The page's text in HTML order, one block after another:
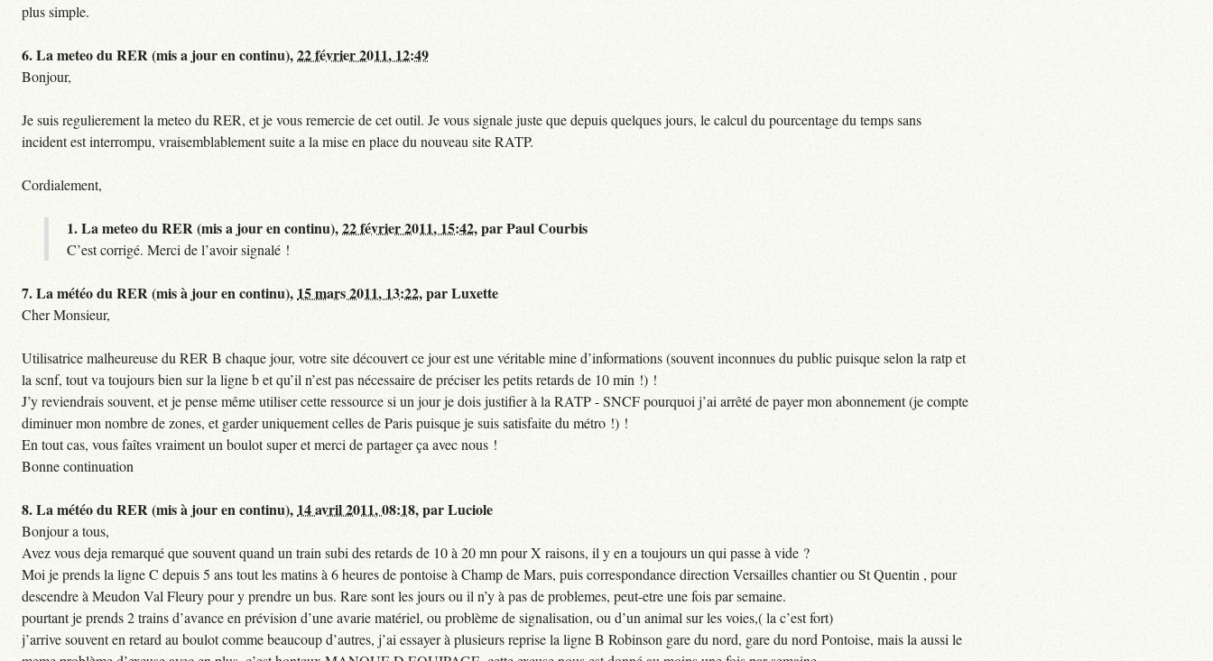
plus simple.
6.La meteo du RER (mis a jour en continu),22 février 2011, 12:49
Bonjour,
Je suis regulierement la meteo du RER, et je vous remercie de cet outil. Je vous signale juste que depuis quelques jours, le calcul du pourcentage du temps sans
incident est interrompu, vraisemblablement suite a la mise en place du nouveau site RATP.
Cordialement,
1.La meteo du RER (mis a jour en continu),22 février 2011, 15:42,parPaul Courbis
C’est corrigé. Merci de l’avoir signalé !
7.La météo du RER (mis à jour en continu), 15 mars 2011, 13:22,parLuxette
Cher Monsieur,
Utilisatrice malheureuse du RER B chaque jour, votre site découvert ce jour est une véritable mine d’informations (souvent inconnues du public puisque selon la ratp et
la scnf, tout va toujours bien sur la ligne b et qu’il n’est pas nécessaire de préciser les petits retards de 10 min !) !
J’y reviendrais souvent, et je pense même utiliser cette ressource si un jour je dois justifier à la RATP - SNCF pourquoi j’ai arrêté de payer mon abonnement (je compte
diminuer mon nombre de zones, et garder uniquement celles de Paris puisque je suis satisfaite du métro !) !
En tout cas, vous faîtes vraiment un boulot super et merci de partager ça avec nous !
Bonne continuation
8.La météo du RER (mis à jour en continu), 14 avril 2011, 08:18,parLuciole
Bonjour a tous,
Avez vous deja remarqué que souvent quand un train subi des retards de 10 à 20 mn pour X raisons, il y en a toujours un qui passe à vide ?
Moi je prends la ligne C depuis 5 ans tout les matins à 6 heures de pontoise à Champ de Mars, puis correspondance direction Versailles chantier ou St Quentin , pour
descendre à Meudon Val Fleury pour y prendre un bus. Rare sont les jours ou il n’y à pas de problemes, peut-etre une fois par semaine.
pourtant je prends 2 trains d’avance en prévision d’une avarie matériel, ou problème de signalisation, ou d’un animal sur les voies,( la c’est fort)
j’arrive souvent en retard au boulot comme beaucoup d’autres, j’ai essayer à plusieurs reprise la ligne B Robinson gare du nord, gare du nord Pontoise, mais la aussi le